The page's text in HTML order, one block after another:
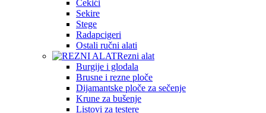
Čekići
Sekire
Stege
Radapcigeri
Ostali ručni alati
Rezni alat
Burgije i glodala
Brusne i rezne ploče
Dijamantske ploče za sečenje
Krune za bušenje
Listovi za testere